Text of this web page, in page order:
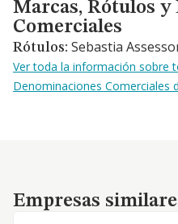
Marcas, Rótulos y
Comerciales
Rótulos: Sebastia
Ver toda la información sobre
Denominaciones Comerciales
Empresas similares
Empresas